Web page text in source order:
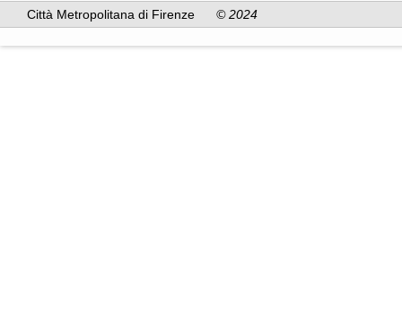
Città Metropolitana di Firenze © 2024